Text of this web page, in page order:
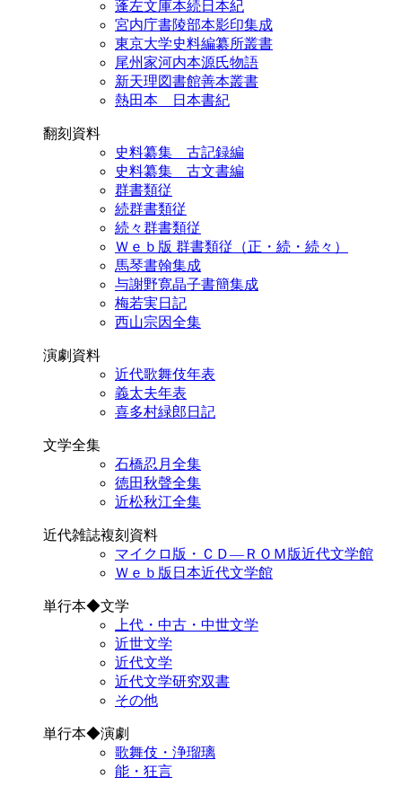
蓬左文庫本続日本紀
宮内庁書陵部本影印集成
東京大学史料編纂所叢書
尾州家河内本源氏物語
新天理図書館善本叢書
熱田本 日本書紀
翻刻資料
史料纂集 古記録編
史料纂集 古文書編
群書類従
続群書類従
続々群書類従
Ｗｅｂ版 群書類従（正・続・続々）
馬琴書翰集成
与謝野寛晶子書簡集成
梅若実日記
西山宗因全集
演劇資料
近代歌舞伎年表
義太夫年表
喜多村緑郎日記
文学全集
石橋忍月全集
徳田秋聲全集
近松秋江全集
近代雑誌複刻資料
マイクロ版・ＣＤ―ＲＯＭ版近代文学館
Ｗｅｂ版日本近代文学館
単行本◆文学
上代・中古・中世文学
近世文学
近代文学
近代文学研究双書
その他
単行本◆演劇
歌舞伎・浄瑠璃
能・狂言